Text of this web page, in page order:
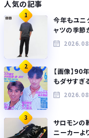
人気の記事
1
今年もユニ
ャツの季節
2
【画像】90
もダサすぎ
3
サロモンの
ニーカーよ